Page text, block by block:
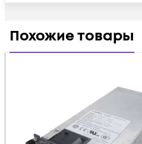
Похожие товары